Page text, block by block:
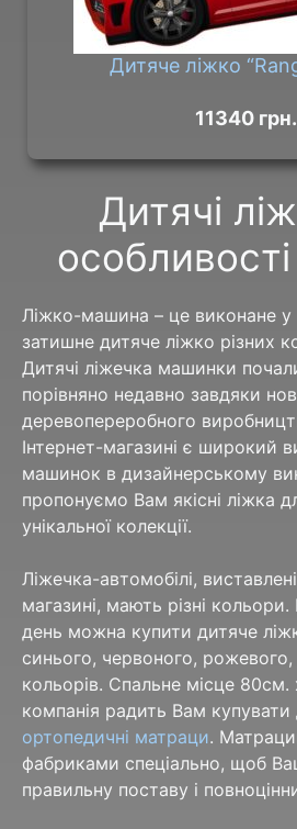
Дитяче ліжко
11340 грн.
Дитячі
Ліжко-машина – це виконане у
затишне дитяче ліжко різних
Дитячі ліжечка машинки
порівняно недавно завдяки
деревопереробного
Інтернет-магазині є широкий
машинок в дизайнерському
пропонуємо Вам якісні ліжка
унікальної колекції.
Ліжечка-автомобілі,
магазині, мають різні
день можна купити дитяче
синього, червоного, рожевого,
кольорів. Спальне місце
компанія радить Вам купувати
ортопедичні матраци.
фабриками спеціально, щоб
правильну поставу і